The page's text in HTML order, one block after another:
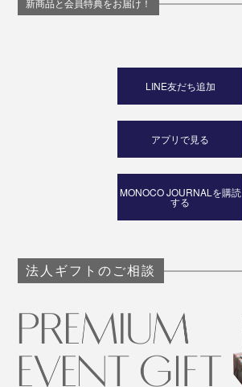
新商品と会員特典をお届け！
LINE友だち追加
アプリで見る
MONOCO JOURNALを購読
する
法人ギフトのご相談